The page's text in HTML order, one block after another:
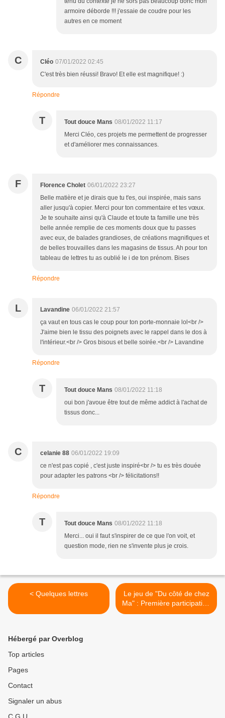
armoire déborde !!! j'essaie de coudre pour les
autres en ce moment
C Cléo 07/01/2022 02:45
C'est très bien réussi! Bravo! Et elle est magnifique! :)
Répondre
T Tout douce Mans 08/01/2022 11:17
Merci Cléo, ces projets me permettent de progresser
et d'améliorer mes connaissances.
F Florence Cholet 06/01/2022 23:27
Belle matière et je dirais que tu t'es, oui inspirée, mais sans
aller jusqu'à copier. Merci pour ton commentaire et tes vœux.
Je te souhaite ainsi qu'à Claude et toute ta famille une très
belle année remplie de ces moments doux que tu passes
avec eux, de balades grandioses, de créations magnifiques et
de belles trouvailles dans les magasins de tissus. Ah pour ton
tableau de lettres tu as oublié le i de ton prénom. Bises
Répondre
L Lavandine 06/01/2022 21:57
ça vaut en tous cas le coup pour ton porte-monnaie lol<br />
J'aime bien le tissu des poignets avec le rappel dans le dos à
l'intérieur.<br /> Gros bisous et belle soirée.<br /> Lavandine
Répondre
T Tout douce Mans 08/01/2022 11:18
oui bon j'avoue être tout de même addict à l'achat de
tissus donc...
C celanie 88 06/01/2022 19:09
ce n'est pas copié , c'est juste inspiré<br /> tu es très douée
pour adapter les patrons <br /> félicitations!!
Répondre
T Tout douce Mans 08/01/2022 11:18
Merci... oui il faut s'inspirer de ce que l'on voit, et
question mode, rien ne s'invente plus je crois.
< Quelques lettres
Le jeu de "Du côté de chez
Ma" : Première participation
>
Hébergé par Overblog
Top articles
Pages
Contact
Signaler un abus